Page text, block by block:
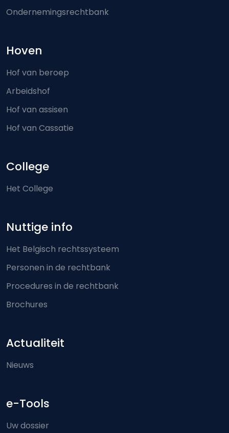
Ondernemingsrechtbank
Hoven
Hof van beroep
Arbeidshof
Hof van assisen
Hof van Cassatie
College
Het College
Nuttige info
Het Belgisch rechtssysteem
Personen in de rechtbank
Procedures in de rechtbank
Brochures
Actualiteit
Nieuws
e-Tools
Uw dossier